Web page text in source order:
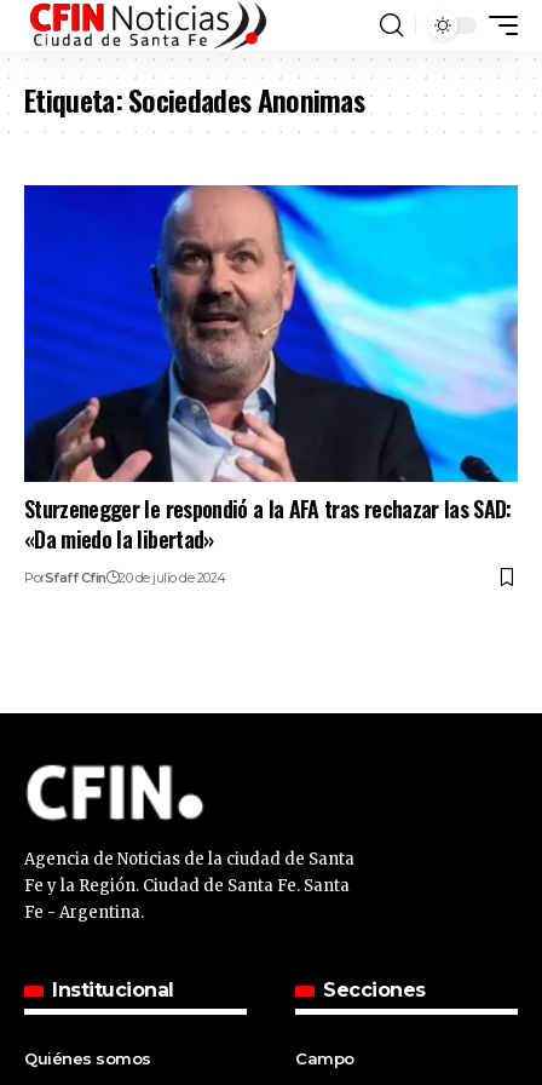
Etiqueta:Sociedades Anonimas
Sturzenegger le respondió a la AFA tras rechazar las SAD:
«Da miedo la libertad»
PorSfaff Cfin 20 de julio de 2024
Agencia de Noticias de la ciudad de Santa
Fe y la Región. Ciudad de Santa Fe. Santa
Fe - Argentina.
Institucional
Quiénes somos
Secciones
Campo